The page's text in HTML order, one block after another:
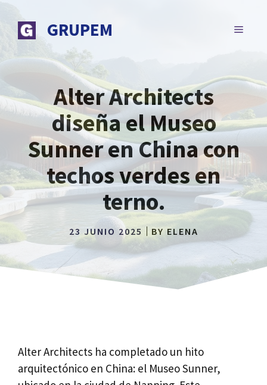
contenido
GRUPEM MENÚ
Alter Architects
diseña el Museo
Sunner en China con
techos verdes en
terno.
23 JUNIO 2025 BY ELENA
Alter Architects ha completado un hito
arquitectónico en China: el Museo Sunner,